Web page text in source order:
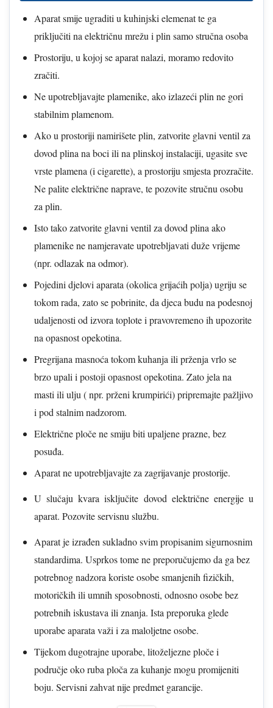
Aparat smije ugraditi u kuhinjski elemenat te ga
priključiti na električnu mrežu i plin samo stručna osoba
Prostoriju, u kojoj se aparat nalazi, moramo redovito
zračiti.
Ne upotrebljavajte plamenike, ako izlazeći plin ne gori
stabilnim plamenom.
Ako u prostoriji namirišete plin, zatvorite glavni ventil za
dovod plina na boci ili na plinskoj instalaciji, ugasite sve
vrste plamena (i cigarette), a prostoriju smjesta prozračite.
Ne palite električne naprave, te pozovite stručnu osobu
za plin.
Isto tako zatvorite glavni ventil za dovod plina ako
plamenike ne namjeravate upotrebljavati duže vrijeme
(npr. odlazak na odmor).
Pojedini djelovi aparata (okolica grijaćih polja) ugriju se
tokom rada, zato se pobrinite, da djeca budu na podesnoj
udaljenosti od izvora toplote i pravovremeno ih upozorite
na opasnost opekotina.
Pregrijana masnoća tokom kuhanja ili prženja vrlo se
brzo upali i postoji opasnost opekotina. Zato jela na
masti ili ulju ( npr. prženi krumpirići) pripremajte pažljivo
i pod stalnim nadzorom.
Električne ploče ne smiju biti upaljene prazne, bez
posuđa.
Aparat ne upotrebljavajte za zagrijavanje prostorije.
U slučaju kvara isključite dovod električne energije u
aparat. Pozovite servisnu službu.
Aparat je izrađen sukladno svim propisanim sigurnosnim
standardima. Usprkos tome ne preporučujemo da ga bez
potrebnog nadzora koriste osobe smanjenih fizičkih,
motoričkih ili umnih sposobnosti, odnosno osobe bez
potrebnih iskustava ili znanja. Ista preporuka glede
uporabe aparata važi i za maloljetne osobe.
Tijekom dugotrajne uporabe, litoželjezne ploče i
područje oko ruba ploča za kuhanje mogu promijeniti
boju. Servisni zahvat nije predmet garancije.